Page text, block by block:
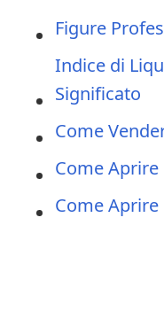
Figure
Indice di
Significato
Come
Come Aprire
Come Aprire